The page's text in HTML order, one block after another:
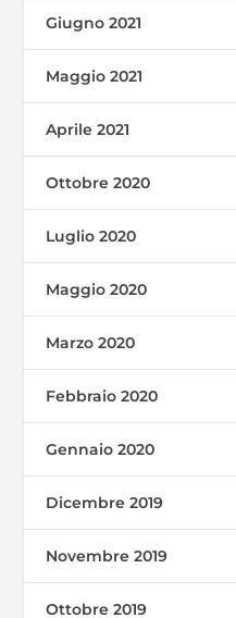
Giugno 2021
Maggio 2021
Aprile 2021
Ottobre 2020
Luglio 2020
Maggio 2020
Marzo 2020
Febbraio 2020
Gennaio 2020
Dicembre 2019
Novembre 2019
Ottobre 2019